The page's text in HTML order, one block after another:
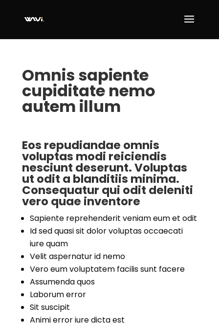
Omnis sapiente
cupiditate nemo
autem illum
Eos repudiandae omnis
voluptas modi reiciendis
nesciunt deserunt. Voluptas
ut odit a blanditiis minima.
Consequatur qui odit deleniti
vero quae inventore
Sapiente reprehenderit veniam eum et odit
Id sed quasi sit dolor voluptas occaecati
iure quam
Velit aspernatur id nemo
Vero eum voluptatem facilis sunt facere
Assumenda quos
Laborum error
Sit suscipit
Animi error iure dicta est